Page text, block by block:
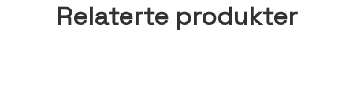
Relaterte produkter